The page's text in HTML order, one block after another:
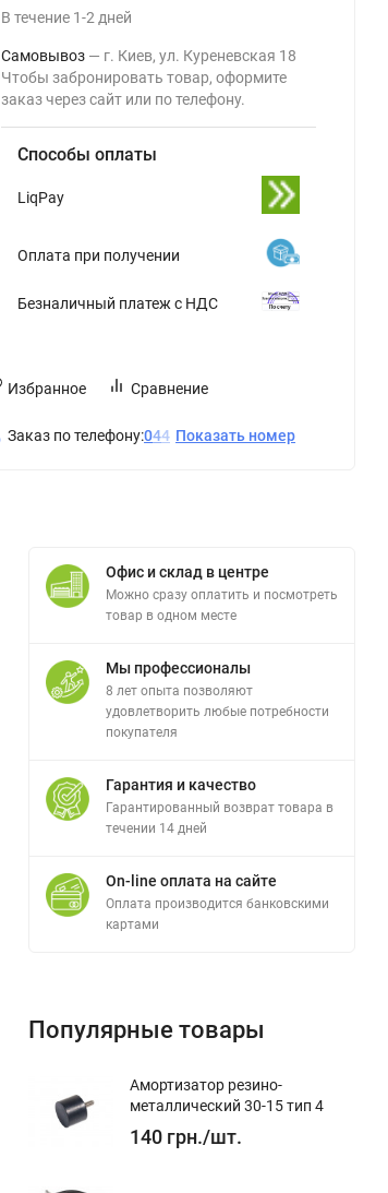
В течение 1-2 дней
Самовывоз
г. Киев, ул. Куреневская 18
Чтобы забронировать товар, оформите
заказ через сайт или по телефону.
Способы оплаты
LiqPay
Оплата при получении
Безналичный платеж с НДС
Избранное Сравнение
Заказ по телефону:044 Показать номер
Офис и склад в центре
Можно сразу оплатить и посмотреть
товар в одном месте
Мы профессионалы
8 лет опыта позволяют
удовлетворить любые потребности
покупателя
Гарантия и качество
Гарантированный возврат товара в
течении 14 дней
On-line оплата на сайте
Оплата производится банковскими
картами
Популярные товары
Амортизатор резино-
металлический 30-15 тип 4
140 грн./шт.